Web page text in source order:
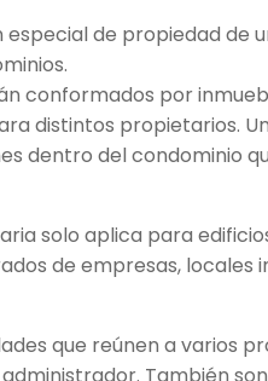
de propiedad de
conformados por
distintos propietarios.
dentro del condominio
solo aplica para
de empresas, locales
que reúnen a varios
También